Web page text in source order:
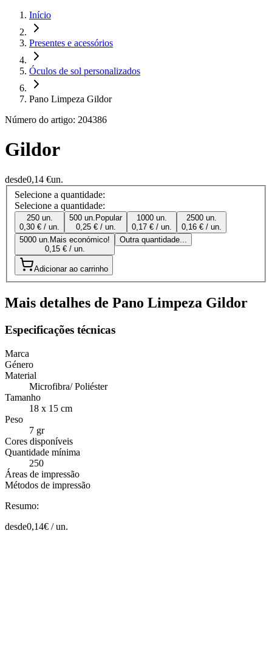
Início
Presentes e acessórios
Óculos de sol personalizados
Pano Limpeza Gildor
Número do artigo: 204386
Gildor
desde0,14 €un.
Selecione a quantidade:
Selecione a quantidade:
250 un.
0,30 € / un.
500 un. Popular
0,25 € / un.
1000 un.
0,17 € / un.
2500 un.
0,16 € / un.
5000 un. Mais económico!
0,15 € / un.
Outra quantidade...
Adicionar ao carrinho
Mais detalhes de Pano Limpeza Gildor
Especificações técnicas
Marca
Género
Material
Microfibra/ Poliéster
Tamanho
18 x 15 cm
Peso
7 gr
Cores disponíveis
Quantidade mínima
250
Áreas de impressão
Métodos de impressão
Resumo:
desde0,14€ /un.